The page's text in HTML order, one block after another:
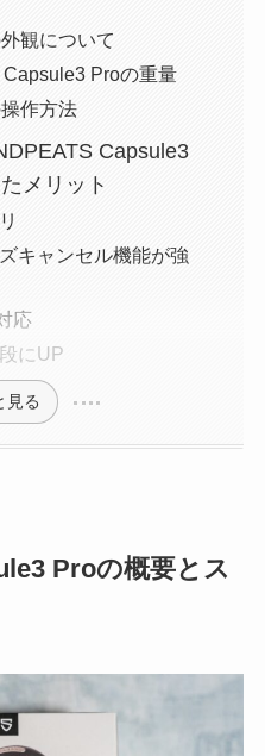
観について
Proの重量
作方法
Capsule3
メリット
キャンセル機能が強
応
にUP
見る
Proの概要とス